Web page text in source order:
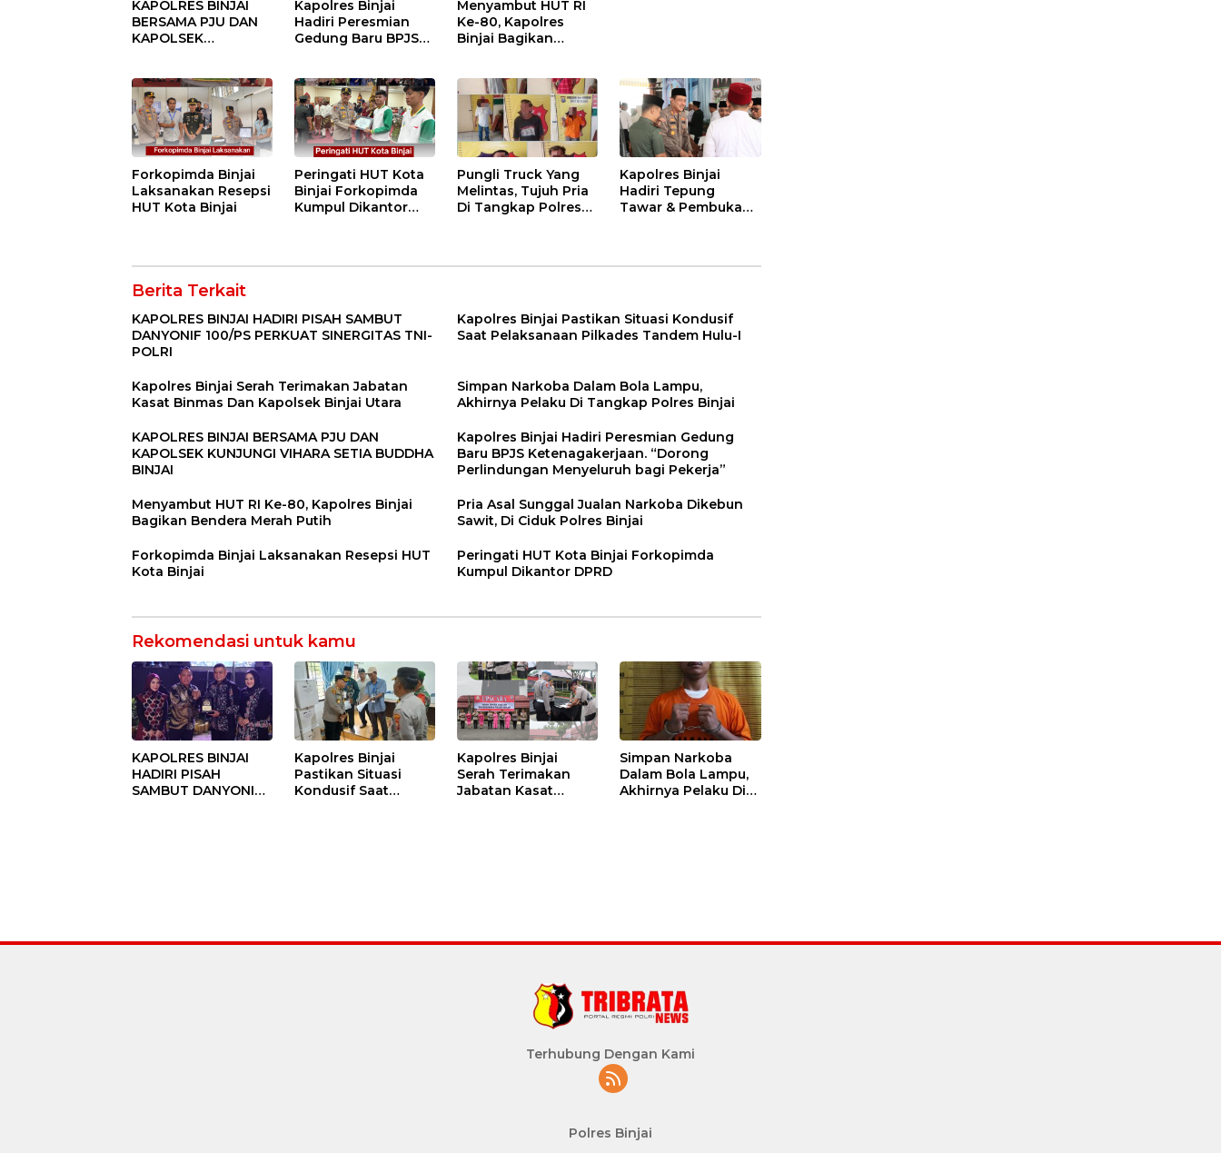
KAPOLRES BINJAI
BERSAMA PJU DAN
KAPOLSEK
BINJAI
Kapolres Binjai
Hadiri Peresmian
Gedung Baru BPJS
Perlindungan
Menyeluruh bagi
Pekerja”
Menyambut HUT RI
Ke-80, Kapolres
Binjai Bagikan
Forkopimda Binjai
Laksanakan Resepsi
HUT Kota Binjai
Peringati HUT Kota
Binjai Forkopimda
Kumpul Dikantor
Pungli Truck Yang
Melintas, Tujuh Pria
Di Tangkap Polres
Kapolres Binjai
Hadiri Tepung
Tawar & Pembukaan
Berita Terkait
KAPOLRES BINJAI HADIRI PISAH SAMBUT
DANYONIF 100/PS PERKUAT SINERGITAS TNI-
POLRI
Kapolres Binjai Pastikan Situasi Kondusif
Saat Pelaksanaan Pilkades Tandem Hulu-I
Kapolres Binjai Serah Terimakan Jabatan
Kasat Binmas Dan Kapolsek Binjai Utara
Simpan Narkoba Dalam Bola Lampu,
Akhirnya Pelaku Di Tangkap Polres Binjai
KAPOLRES BINJAI BERSAMA PJU DAN
KAPOLSEK KUNJUNGI VIHARA SETIA BUDDHA
BINJAI
Kapolres Binjai Hadiri Peresmian Gedung
Baru BPJS Ketenagakerjaan. “Dorong
Perlindungan Menyeluruh bagi Pekerja”
Menyambut HUT RI Ke-80, Kapolres Binjai
Bagikan Bendera Merah Putih
Pria Asal Sunggal Jualan Narkoba Dikebun
Sawit, Di Ciduk Polres Binjai
Forkopimda Binjai Laksanakan Resepsi HUT
Kota Binjai
Peringati HUT Kota Binjai Forkopimda
Kumpul Dikantor DPRD
Rekomendasi untuk kamu
KAPOLRES BINJAI
HADIRI PISAH
SAMBUT DANYONIF
Kapolres Binjai
Pastikan Situasi
Kondusif Saat
Kapolres Binjai
Serah Terimakan
Jabatan Kasat
Simpan Narkoba
Dalam Bola Lampu,
Akhirnya Pelaku Di
Terhubung Dengan Kami
Polres Binjai